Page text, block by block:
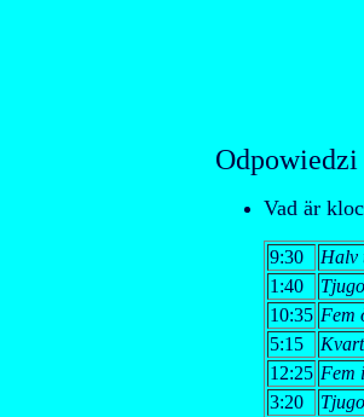
Vad är
9:30
Halv
1:40
10:35 Fem
5:15
12:25 Fem
3:20